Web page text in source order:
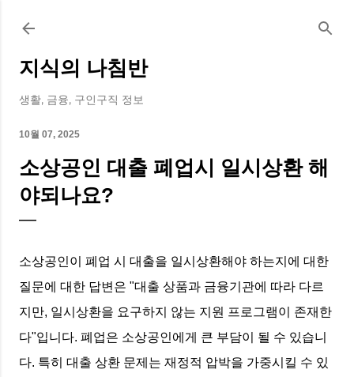
지식의 나침반
생활, 금융, 구인구직 정보
10월 07, 2025
소상공인 대출 폐업시 일시상환 해
야되나요?
소상공인이 폐업 시 대출을 일시상환해야 하는지에 대한
질문에 대한 답변은 "대출 상품과 금융기관에 따라 다르
지만, 일시상환을 요구하지 않는 지원 프로그램이 존재한
다"입니다. 폐업은 소상공인에게 큰 부담이 될 수 있습니
다. 특히 대출 상환 문제는 재정적 압박을 가중시킬 수 있